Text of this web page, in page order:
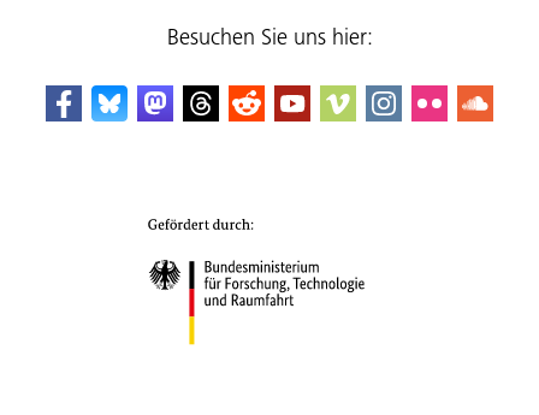
Besuchen Sie uns hier: